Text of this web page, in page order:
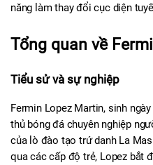
năng làm thay đổi cục diện
Tổng quan về
Tiểu sử và sự nghiệp
Fermin Lopez Martin, sinh
thủ bóng đá chuyên nghiệp
của lò đào tạo trứ danh La
qua các cấp độ trẻ, Lopez bắt